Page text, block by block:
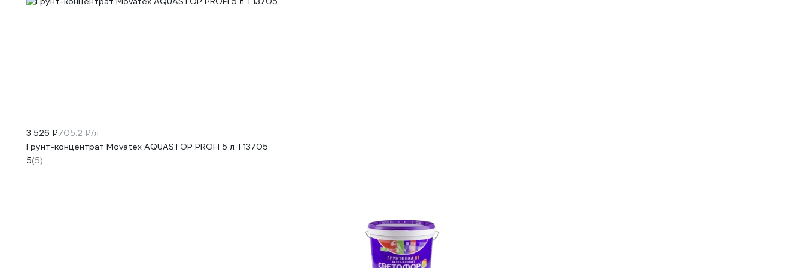
3 526 ₽705.2 ₽/л
Грунт-концентрат Movatex AQUASTOP PROFI 5 л Т13705
5(5)